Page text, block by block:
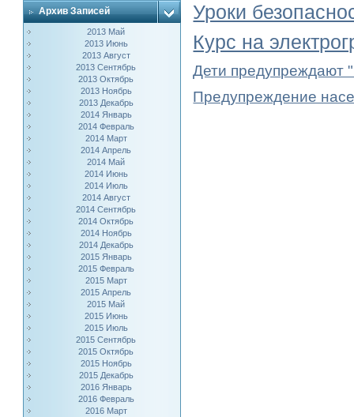
Архив Записей
2013 Май
2013 Июнь
2013 Август
2013 Сентябрь
2013 Октябрь
2013 Ноябрь
2013 Декабрь
2014 Январь
2014 Февраль
2014 Март
2014 Апрель
2014 Май
2014 Июнь
2014 Июль
2014 Август
2014 Сентябрь
2014 Октябрь
2014 Ноябрь
2014 Декабрь
2015 Январь
2015 Февраль
2015 Март
2015 Апрель
2015 Май
2015 Июнь
2015 Июль
2015 Сентябрь
2015 Октябрь
2015 Ноябрь
2015 Декабрь
2016 Январь
2016 Февраль
2016 Март
Уроки
Курс на
Дети
Предупреждение